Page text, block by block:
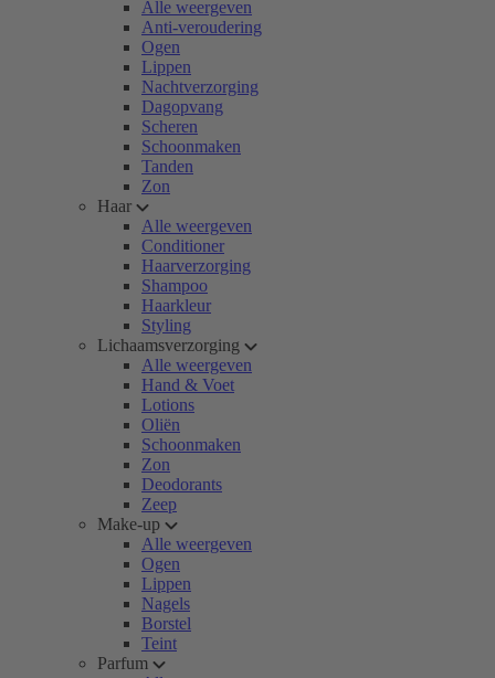
Alle weergeven
Anti-veroudering
Ogen
Lippen
Nachtverzorging
Dagopvang
Scheren
Schoonmaken
Tanden
Zon
Haar
Alle weergeven
Conditioner
Haarverzorging
Shampoo
Haarkleur
Styling
Lichaamsverzorging
Alle weergeven
Hand & Voet
Lotions
Oliën
Schoonmaken
Zon
Deodorants
Zeep
Make-up
Alle weergeven
Ogen
Lippen
Nagels
Borstel
Teint
Parfum